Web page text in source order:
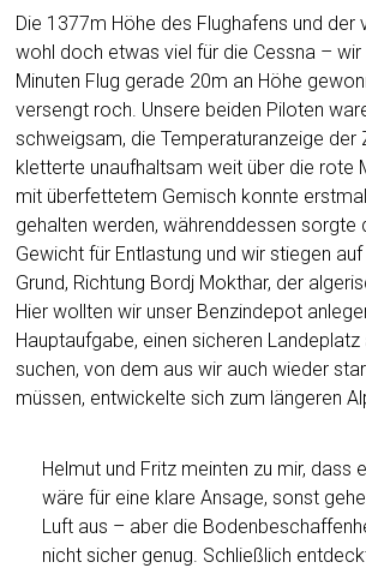
Die 1377m Höhe des Flughafens und der
wohl doch etwas viel für die Cessna –
Minuten Flug gerade 20m an Höhe
versengt roch. Unsere beiden Piloten
schweigsam, die Temperaturanzeige der
kletterte unaufhaltsam weit über die rote
mit überfettetem Gemisch konnte
gehalten werden, währenddessen sorgte
Gewicht für Entlastung und wir stiegen
Grund, Richtung Bordj Mokthar, der
Hier wollten wir unser Benzindepot
Hauptaufgabe, einen sicheren Landeplatz
suchen, von dem aus wir auch wieder
müssen, entwickelte sich zum längeren
Helmut und Fritz meinten zu mir, dass
wäre für eine klare Ansage, sonst
Luft aus – aber die
nicht sicher genug. Schließlich